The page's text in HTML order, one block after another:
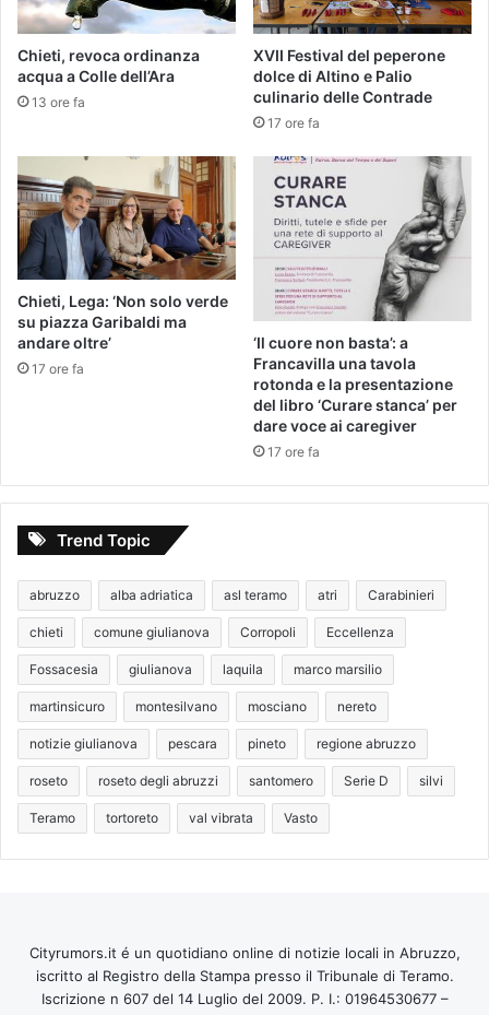
Chieti, revoca ordinanza
acqua a Colle dell’Ara
13 ore fa
XVII Festival del peperone
dolce di Altino e Palio
culinario delle Contrade
17 ore fa
Chieti, Lega: ‘Non solo verde
su piazza Garibaldi ma
andare oltre’
17 ore fa
‘Il cuore non basta’: a
Francavilla una tavola
rotonda e la presentazione
del libro ‘Curare stanca’ per
dare voce ai caregiver
17 ore fa
Trend Topic
abruzzo alba adriatica asl teramo atri Carabinieri
chieti comune giulianova Corropoli Eccellenza
Fossacesia giulianova laquila marco marsilio
martinsicuro montesilvano mosciano nereto
notizie giulianova pescara pineto regione abruzzo
roseto roseto degli abruzzi santomero Serie D silvi
Teramo tortoreto val vibrata Vasto
Cityrumors.it é un quotidiano online di notizie locali in Abruzzo,
iscritto al Registro della Stampa presso il Tribunale di Teramo.
Iscrizione n 607 del 14 Luglio del 2009. P. I.: 01964530677 –